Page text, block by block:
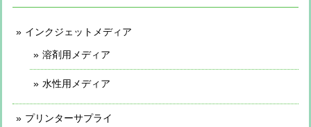
インクジェットメディア
溶剤用メディア
水性用メディア
プリンターサプライ